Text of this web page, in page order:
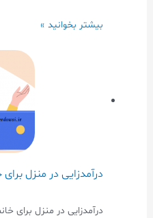
بیشتر بخوانید »
درآمدزایی در منزل برای
درآمدزایی در منزل برای